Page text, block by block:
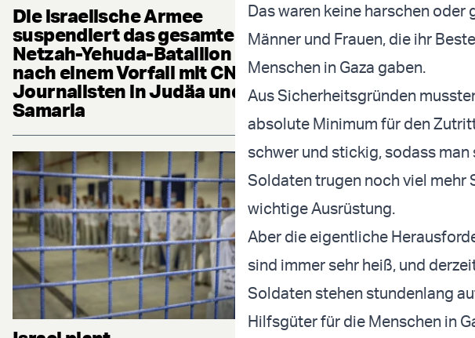
Die israelische Armee
suspendiert das gesamte
Netzah-Yehuda-Bataillon
nach einem Vorfall mit CNN-
Journalisten in Judäa und
Samaria
Das waren keine harschen
Männer und Frauen, die ihr
Menschen in Gaza gaben.
Aus Sicherheitsgründen
absolute Minimum für den
schwer und stickig, sodass
Soldaten trugen noch viel mehr
wichtige Ausrüstung.
Aber die eigentliche
sind immer sehr heiß, und
Soldaten stehen stundenlang
Hilfsgüter für die Menschen in